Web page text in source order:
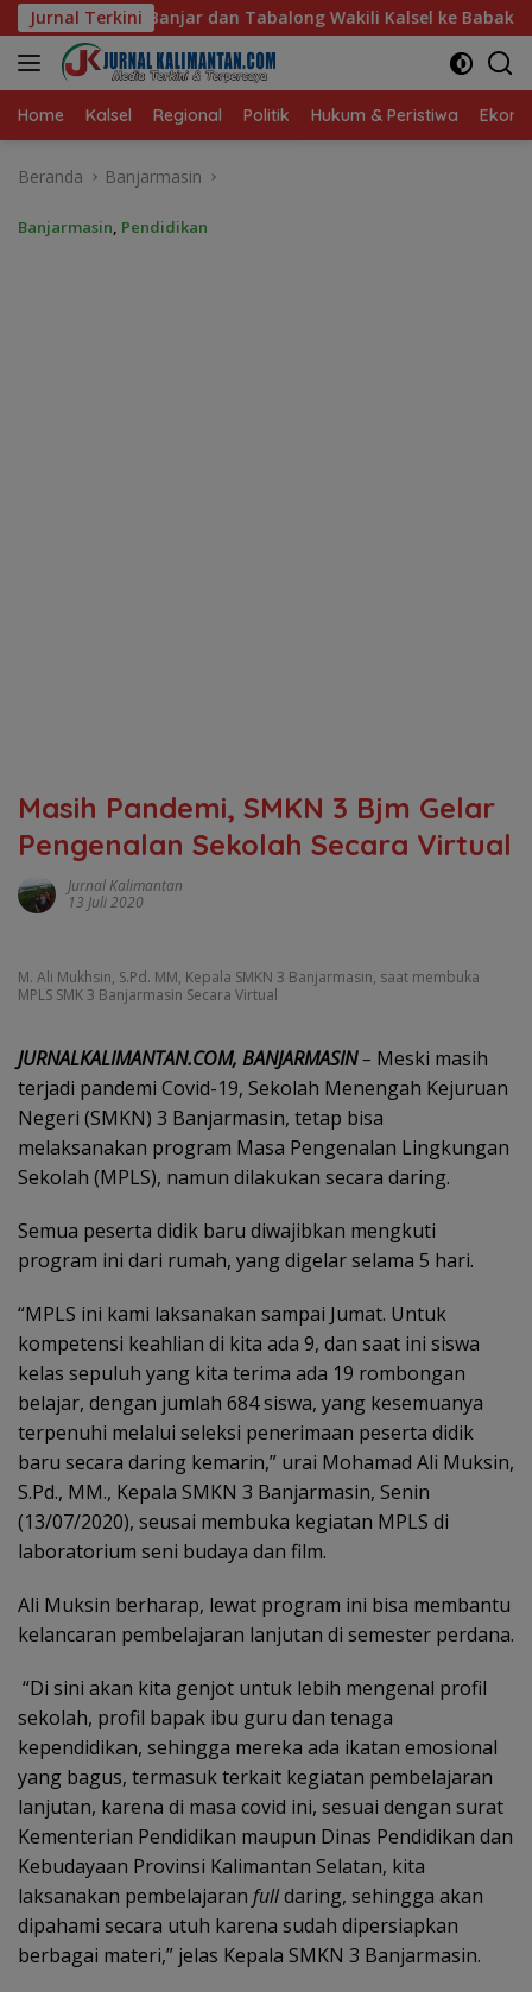
Langsung
ke
konten
Jurnal Terkini
Wakili Kalsel ke Babak Semifinal Gubernur Cup Road
Home Kalsel Regional Politik Hukum & Peristiwa
Beranda Banjarmasin
Banjarmasin, Pendidikan
Masih Pandemi, SMKN 3 Bjm Gelar
Pengenalan Sekolah Secara Virtual
Jurnal Kalimantan
13 Juli 2020
M. Ali Mukhsin, S.Pd. MM, Kepala SMKN 3 Banjarmasin, saat membuka
MPLS SMK 3 Banjarmasin Secara Virtual
JURNALKALIMANTAN.COM, BANJARMASIN– Meski masih
terjadi pandemi Covid-19, Sekolah Menengah Kejuruan
Negeri (SMKN) 3 Banjarmasin, tetap bisa
melaksanakan program Masa Pengenalan Lingkungan
Sekolah (MPLS), namun dilakukan secara daring.
Semua peserta didik baru diwajibkan mengkuti
program ini dari rumah, yang digelar selama 5 hari.
“MPLS ini kami laksanakan sampai Jumat. Untuk
kompetensi keahlian di kita ada 9, dan saat ini siswa
kelas sepuluh yang kita terima ada 19 rombongan
belajar, dengan jumlah 684 siswa, yang kesemuanya
terpenuhi melalui seleksi penerimaan peserta didik
baru secara daring kemarin,” urai Mohamad Ali Muksin,
S.Pd., MM., Kepala SMKN 3 Banjarmasin, Senin
(13/07/2020), seusai membuka kegiatan MPLS di
laboratorium seni budaya dan film.
Ali Muksin berharap, lewat program ini bisa membantu
kelancaran pembelajaran lanjutan di semester perdana.
“Di sini akan kita genjot untuk lebih mengenal profil
sekolah, profil bapak ibu guru dan tenaga
kependidikan, sehingga mereka ada ikatan emosional
yang bagus, termasuk terkait kegiatan pembelajaran
lanjutan, karena di masa covid ini, sesuai dengan surat
Kementerian Pendidikan maupun Dinas Pendidikan dan
Kebudayaan Provinsi Kalimantan Selatan, kita
laksanakan pembelajaran fulldaring, sehingga akan
dipahami secara utuh karena sudah dipersiapkan
berbagai materi,” jelas Kepala SMKN 3 Banjarmasin.